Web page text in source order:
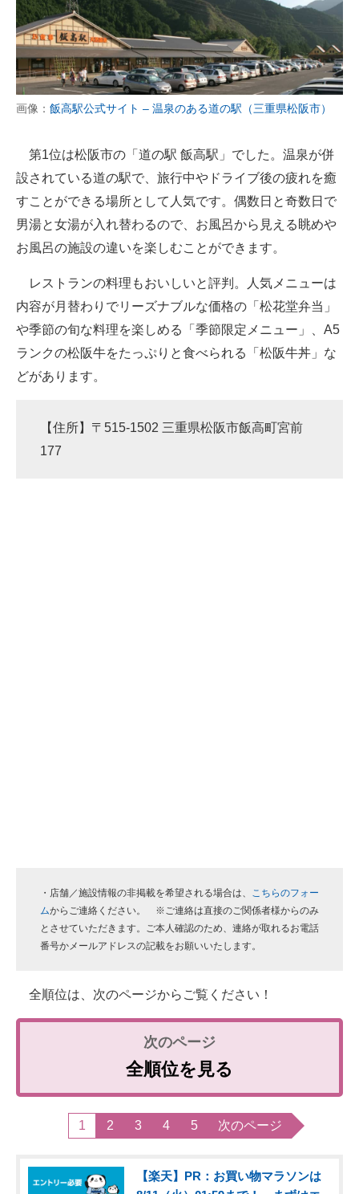
画像： 飯高駅公式サイト – 温泉のある道の駅（三重県松阪市）
第1位は松阪市の「道の駅 飯高駅」でした。温泉が併
設されている道の駅で、旅行中やドライブ後の疲れを癒
すことができる場所として人気です。偶数日と奇数日で
男湯と女湯が入れ替わるので、お風呂から見える眺めや
お風呂の施設の違いを楽しむことができます。
レストランの料理もおいしいと評判。人気メニューは
内容が月替わりでリーズナブルな価格の「松花堂弁当」
や季節の旬な料理を楽しめる「季節限定メニュー」、A5
ランクの松阪牛をたっぷりと食べられる「松阪牛丼」な
どがあります。
【住所】〒515-1502 三重県松阪市飯高町宮前
177
・店舗／施設情報の非掲載を希望される場合は、 こちらのフォー
ムからご連絡ください。 ※ご連絡は直接のご関係者様からのみ
とさせていただきます。ご本人確認のため、連絡が取れるお電話
番号かメールアドレスの記載をお願いいたします。
全順位は、次のページからご覧ください！
全順位を見る
1 2 3 4 5 次のページ
【楽天】PR：お買い物マラソンは